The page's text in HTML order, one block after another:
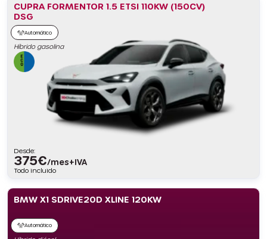
CUPRA FORMENTOR 1.5 ETSI 110KW (150CV)
DSG
Automático
Híbrido gasolina
Desde:
375€/mes+IVA
Todo incluido
BMW X1 SDRIVE20D XLINE 120KW
Automático